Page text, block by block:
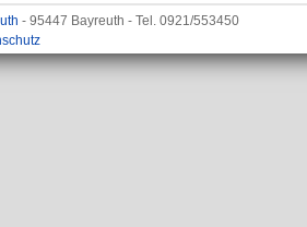
- 95447 Bayreuth - Tel. 0921/553450